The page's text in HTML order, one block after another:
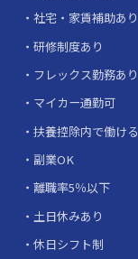
社宅・家賃補助あり
研修制度あり
フレックス勤務あり
マイカー通勤可
扶養控除内で働ける
副業OK
離職率5％以下
土日休みあり
休日シフト制